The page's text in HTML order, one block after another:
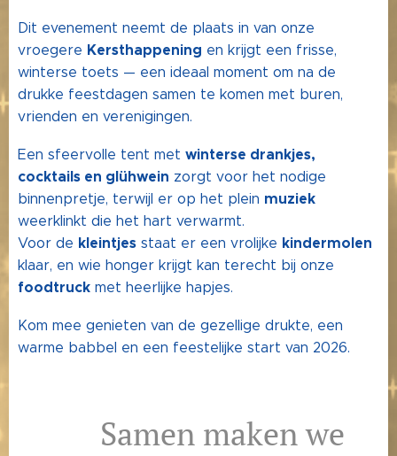
Dit evenement neemt de plaats in van onze
vroegere Kersthappening en krijgt een frisse,
winterse toets — een ideaal moment om na de
drukke feestdagen samen te komen met buren,
vrienden en verenigingen.
Een sfeervolle tent met winterse drankjes,
cocktails en glühwein zorgt voor het nodige
binnenpretje, terwijl er op het plein muziek
weerklinkt die het hart verwarmt.
Voor de kleintjes staat er een vrolijke kindermolen
klaar, en wie honger krijgt kan terecht bij onze
foodtruck met heerlijke hapjes.
Kom mee genieten van de gezellige drukte, een
warme babbel en een feestelijke start van 2026.
✨ Samen maken we